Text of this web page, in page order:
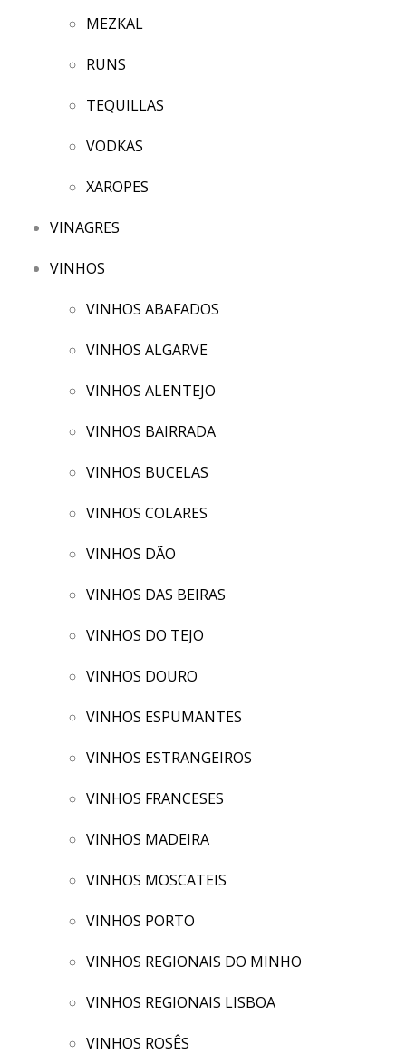
MEZKAL
RUNS
TEQUILLAS
VODKAS
XAROPES
VINAGRES
VINHOS
VINHOS ABAFADOS
VINHOS ALGARVE
VINHOS ALENTEJO
VINHOS BAIRRADA
VINHOS BUCELAS
VINHOS COLARES
VINHOS DÃO
VINHOS DAS BEIRAS
VINHOS DO TEJO
VINHOS DOURO
VINHOS ESPUMANTES
VINHOS ESTRANGEIROS
VINHOS FRANCESES
VINHOS MADEIRA
VINHOS MOSCATEIS
VINHOS PORTO
VINHOS REGIONAIS DO MINHO
VINHOS REGIONAIS LISBOA
VINHOS ROSÊS